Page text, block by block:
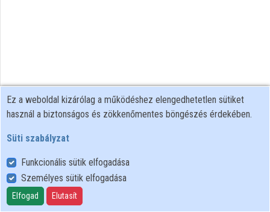
Felhasználói szabályzat
Adatkezelési tájékoztató
Süti szabályzat
Ez a weboldal kizárólag a működéshez elengedhetetlen sütiket
használ a biztonságos és zökkenőmentes böngészés érdekében.
Süti szabályzat
Funkcionális sütik elfogadása
Személyes sütik elfogadása
Elfogad Elutasít